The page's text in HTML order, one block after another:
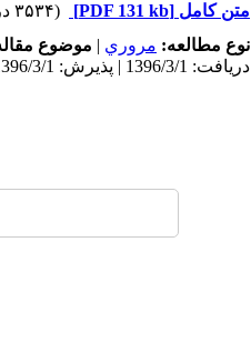
متن کامل [PDF 131 kb]
(۳۵۳۴ دریافت)
نوع مطالعه: مروري | موضوع
دریافت: 1396/3/1 | پذیرش: 1396/3/1